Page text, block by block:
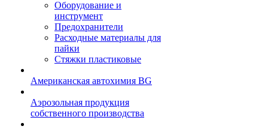
Оборудование и
инструмент
Предохранители
Расходные материалы для
пайки
Стяжки пластиковые
Американская автохимия BG
Аэрозольная продукция
собственного производства